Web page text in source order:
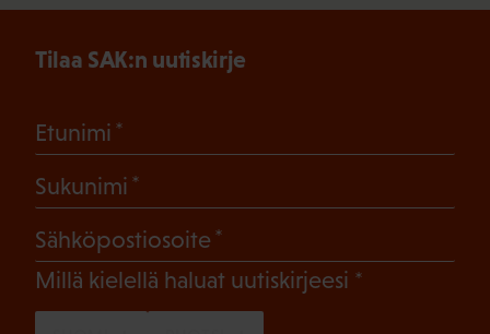
Tilaa SAK:n uutiskirje
Etunimi
Sukunimi
Sähköpostiosoite
Millä kielellä haluat uutiskirjeesi (Pakollinen)